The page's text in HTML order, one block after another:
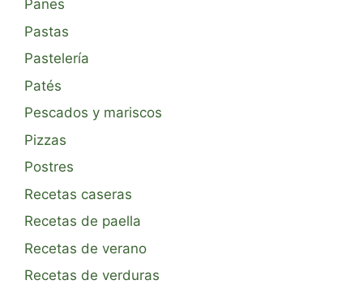
Panes
Pastas
Pastelería
Patés
Pescados y mariscos
Pizzas
Postres
Recetas caseras
Recetas de paella
Recetas de verano
Recetas de verduras